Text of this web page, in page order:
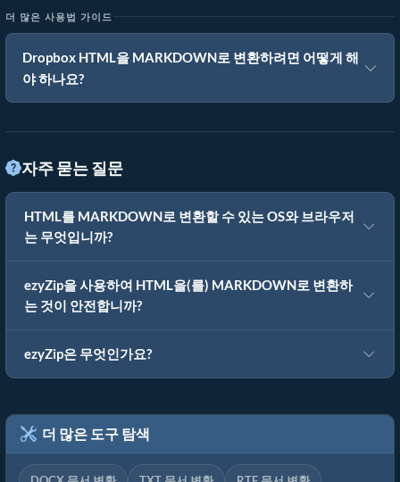
더 많은 사용법 가이드
Dropbox HTML을 MARKDOWN로 변환하려면 어떻게 해
야 하나요?
자주 묻는 질문
HTML를 MARKDOWN로 변환할 수 있는 OS와 브라우저
는 무엇입니까?
ezyZip을 사용하여 HTML을(를) MARKDOWN로 변환하
는 것이 안전합니까?
ezyZip은 무엇인가요?
더 많은 도구 탐색